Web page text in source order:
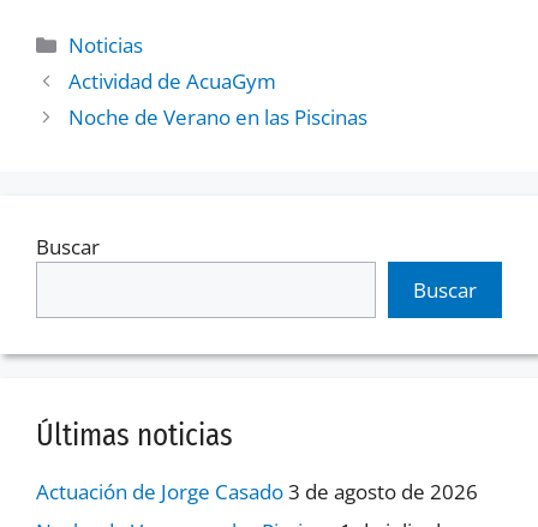
Noticias
Actividad de AcuaGym
Noche de Verano en las Piscinas
Buscar
Buscar
Últimas noticias
Actuación de Jorge Casado3 de agosto de 2026